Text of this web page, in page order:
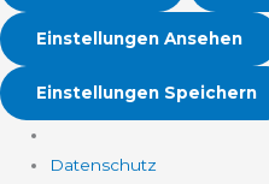
Einstellungen Ansehen
Einstellungen Speichern
Datenschutz